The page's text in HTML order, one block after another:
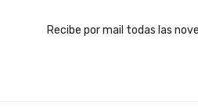
Recibe por mail todas las